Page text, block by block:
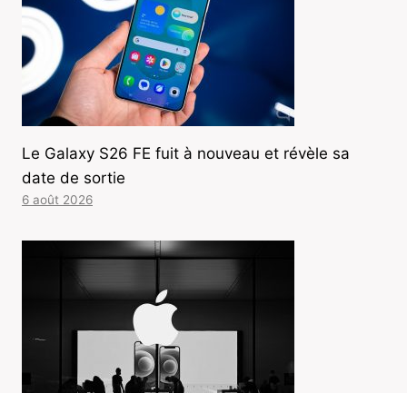
Le Galaxy S26 FE fuit à nouveau et révèle sa
date de sortie
6 août 2026